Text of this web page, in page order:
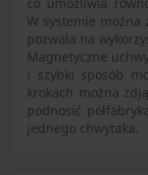
W systemie można
pozwala na
Magnetyczne
i szybki sposób
krokach można
podnosić
jednego chwytaka.